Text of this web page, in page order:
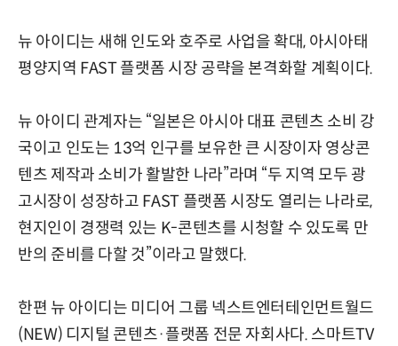
뉴 아이디는 새해 인도와 호주로 사업을 확대, 아시아태
평양지역 FAST 플랫폼 시장 공략을 본격화할 계획이다.
뉴 아이디 관계자는 “일본은 아시아 대표 콘텐츠 소비 강
국이고 인도는 13억 인구를 보유한 큰 시장이자 영상콘
텐츠 제작과 소비가 활발한 나라”라며 “두 지역 모두 광
고시장이 성장하고 FAST 플랫폼 시장도 열리는 나라로,
현지인이 경쟁력 있는 K-콘텐츠를 시청할 수 있도록 만
반의 준비를 다할 것”이라고 말했다.
한편 뉴 아이디는 미디어 그룹 넥스트엔터테인먼트월드
(NEW) 디지털 콘텐츠·플랫폼 전문 자회사다. 스마트TV